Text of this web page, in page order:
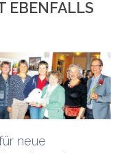
EBENFALLS
neue